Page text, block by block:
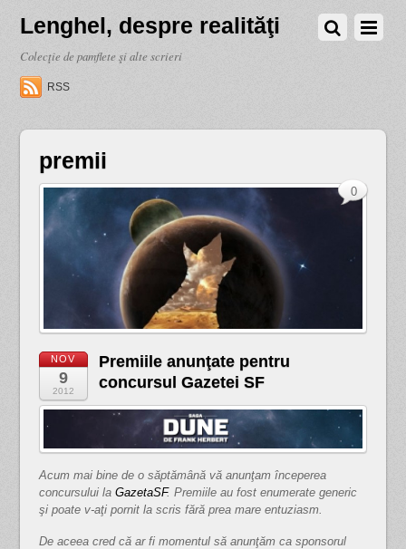
Lenghel, despre realităţi
Colecţie de pamflete şi alte scrieri
RSS
premii
NOV
9
2012
Premiile anunţate pentru
concursul Gazetei SF
Acum mai bine de o săptămână vă anunţam începerea
concursului la GazetaSF. Premiile au fost enumerate generic
şi poate v-aţi pornit la scris fără prea mare entuziasm.
De aceea cred că ar fi momentul să anunţăm ca sponsorul
0